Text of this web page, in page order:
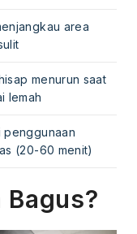
area
menurun saat
lemah
penggunaan
(20-60 menit)